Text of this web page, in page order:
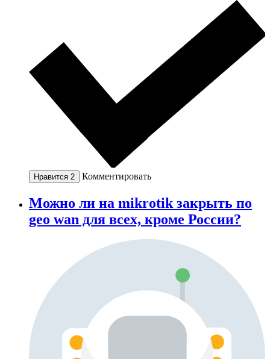
Нравится 2 Комментировать
Можно ли на mikrotik закрыть по
geo wan для всех, кроме России?